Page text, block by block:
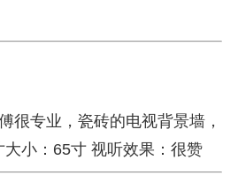
很专业，瓷砖的电视背景墙，
小：65寸 视听效果：很赞